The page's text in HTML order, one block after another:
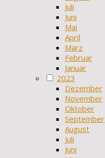
Juli
Juni
Mai
April
März
Februar
Januar
2023
Dezember
November
Oktober
September
August
Juli
Juni